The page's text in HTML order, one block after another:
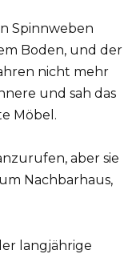
Spinnweben
Boden, und der
nicht mehr
und sah das
Möbel.
aber sie
Nachbarhaus,
langjährige